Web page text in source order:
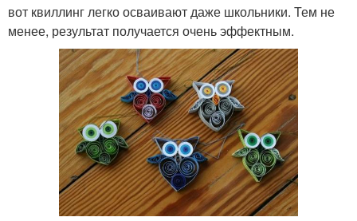
вот квиллинг легко осваивают даже школьники. Тем не
менее, результат получается очень эффектным.